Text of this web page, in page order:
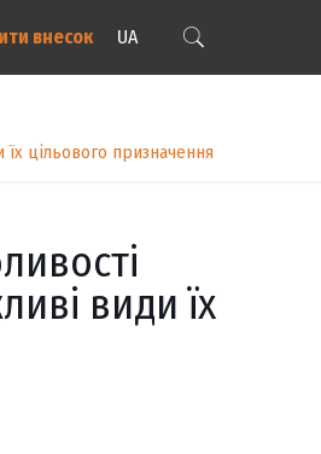
внесок UA
цільового призначення
види їх